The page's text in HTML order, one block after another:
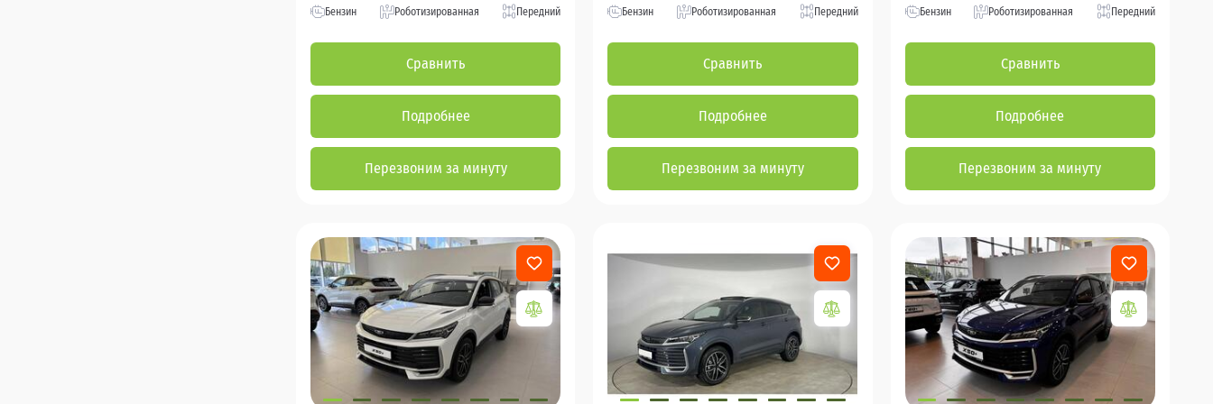
Бензин Роботизированная Передний
Сравнить
Подробнее
Перезвоним за минуту
Бензин Роботизированная Передний
Сравнить
Подробнее
Перезвоним за минуту
Бензин Роботизированная Передний
Сравнить
Подробнее
Перезвоним за минуту